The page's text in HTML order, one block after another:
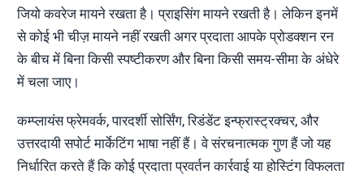
जियो कवरेज मायने रखता है। प्राइसिंग मायने रखती है। लेकिन इनमें
से कोई भी चीज़ मायने नहीं रखती अगर प्रदाता आपके प्रोडक्शन रन
के बीच में बिना किसी स्पष्टीकरण और बिना किसी समय-सीमा के अंधेरे
में चला जाए।
कम्प्लायंस फ्रेमवर्क, पारदर्शी सोर्सिंग, रिडंडेंट इन्फ्रास्ट्रक्चर, और
उत्तरदायी सपोर्ट मार्केटिंग भाषा नहीं हैं। वे संरचनात्मक गुण हैं जो यह
निर्धारित करते हैं कि कोई प्रदाता प्रवर्तन कार्रवाई या होस्टिंग विफलता